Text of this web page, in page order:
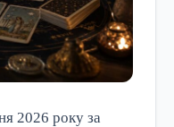
2026 року за